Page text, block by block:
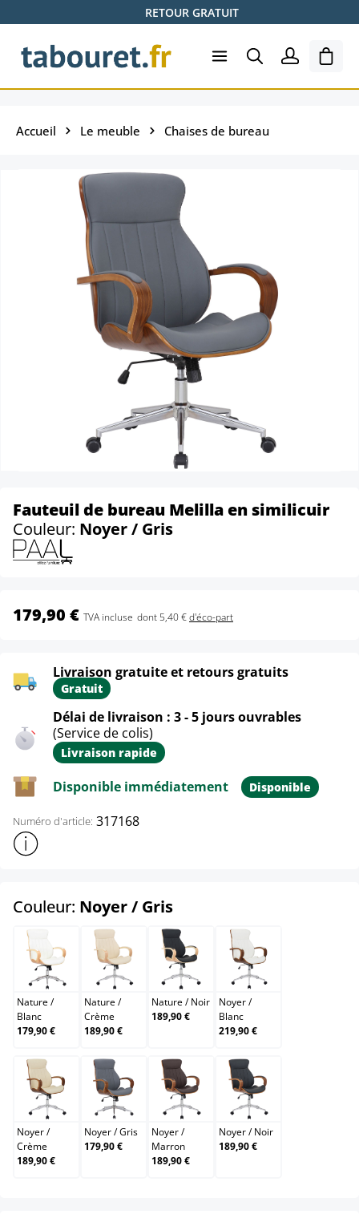
Passer au contenu principalRETOUR GRATUIT
Le
Accueil Le meuble Chaises de bureau
Fauteuil de bureau Melilla en similicuir
Couleur: Noyer / Gris
179,90 € TVA incluse dont 5,40 €d'éco-part
Livraison gratuite et retours gratuits
Gratuit
Délai de livraison : 3 - 5 jours ouvrables
(Service de colis)
Livraison rapide
Disponible immédiatement Disponible
Numéro d'article: 317168
Afficher plus d'informations sur le produit
Couleur: Noyer / Grisselect
Nature / Blanc
Nature/
Blanc
179,90 €
Nature / Crème
Nature/
Crème
189,90 €
Nature / Noir
Nature/Noir
189,90 €
Noyer / Blanc
Noyer/
Blanc
219,90 €
Noyer / Crème
Noyer/
Crème
189,90 €
Noyer / Gris
Noyer/Gris
179,90 €
Noyer / Marron
Noyer/
Marron
189,90 €
Noyer / Noir
Noyer/Noir
189,90 €